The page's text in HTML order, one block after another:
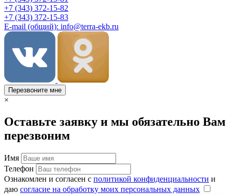
+7 (343) 372-15-82
+7 (343) 372-15-83
E-mail (общий): info@terra-ekb.ru
Перезвоните мне
×
Оставьте заявку и мы обязательно Вам
перезвоним
Имя
Телефон
Ознакомлен и согласен с политикой конфиденциальности и
даю согласие на обработку моих персональных данных